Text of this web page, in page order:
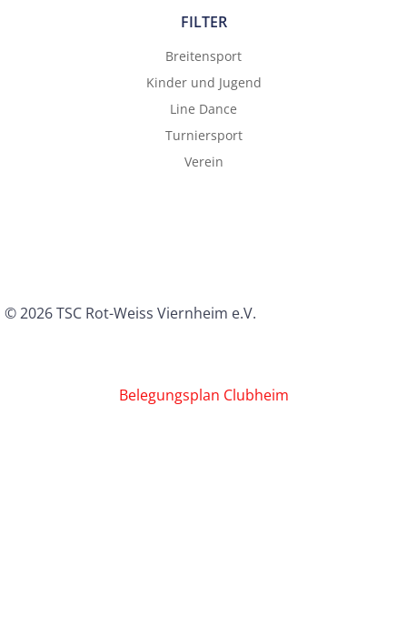
FILTER
Breitensport
Kinder und Jugend
Line Dance
Turniersport
Verein
© 2026 TSC Rot-Weiss Viernheim e.V.
Belegungsplan Clubheim